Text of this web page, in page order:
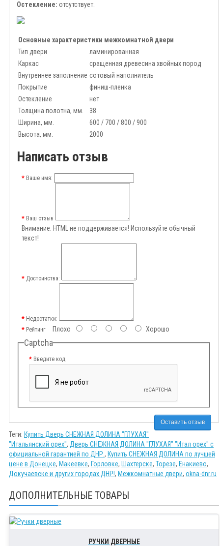
Остекление: отсутствует.
Основные характеристики межкомнатной двери
Тип двери
ламинированная
Каркас
сращенная древесина хвойных пород
Внутреннее заполнение сотовый наполнитель
Покрытие
финиш-пленка
Остекление
нет
Толщина полотна, мм.
38
Ширина, мм.
600 / 700 / 800 / 900
Высота, мм.
2000
Написать отзыв
Ваше имя:
Ваш отзыв
Внимание: HTML не поддерживается! Используйте обычный
текст!
Достоинства:
Недостатки:
РейтингПлохо Хорошо
Captcha
Введите код
Оставить отзыв
Теги: Купить Дверь СНЕЖНАЯ ДОЛИНА "ГЛУХАЯ"
"Итальянский орех", Дверь СНЕЖНАЯ ДОЛИНА "ГЛУХАЯ" "Итал орех" с
официальной гарантией по ДНР. , Купить СНЕЖНАЯ ДОЛИНА по лучшей
цене в Донецке, Макеевке, Горловке, Шахтерске, Торезе, Енакиево,
Докучаевске и других городах ДНР!, Межкомнатные двери, okna-dnr.ru
ДОПОЛНИТЕЛЬНЫЕ ТОВАРЫ
РУЧКИ ДВЕРНЫЕ